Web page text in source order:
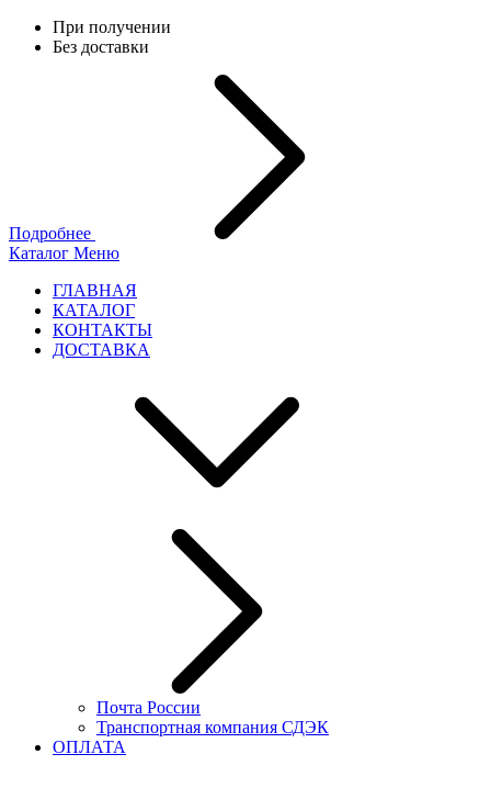
При получении
Без доставки
Подробнее
Каталог Меню
ГЛАВНАЯ
КАТАЛОГ
КОНТАКТЫ
ДОСТАВКА
Почта России
Транспортная компания СДЭК
ОПЛАТА